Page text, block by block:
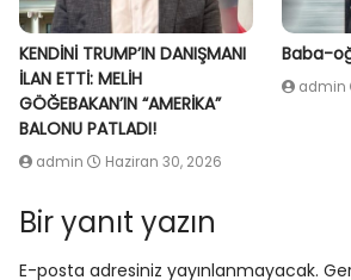
KENDİNİ TRUMP’IN DANIŞMANI
İLAN ETTİ: MELİH
GÖĞEBAKAN’IN “AMERİKA”
BALONU PATLADI!
admin Haziran 30, 2026
Baba-
admin
Bir yanıt yazın
E-posta adresiniz yayınlanmayacak.